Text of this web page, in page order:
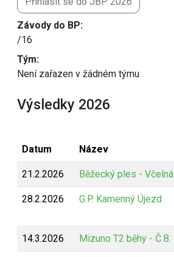
Závody do BP:
/16
Tým:
Není zařazen v žádném týmu
Výsledky 2026
Datum Název
21.2.2026 Běžecký ples - Včelná
28.2.2026 G.P. Kamenný Újezd
14.3.2026 Mizuno T2 běhy - Č.B.